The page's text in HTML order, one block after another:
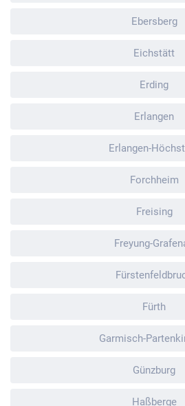
Ebersberg
Eichstätt
Erding
Erlangen
Erlangen-
Forchheim
Freising
Freyung-
Fürth
Garmisch-
Günzburg
Haßberge